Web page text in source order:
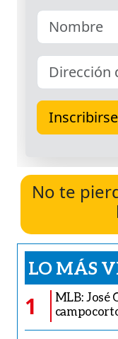
No te
LO MÁS
1
MLB: José